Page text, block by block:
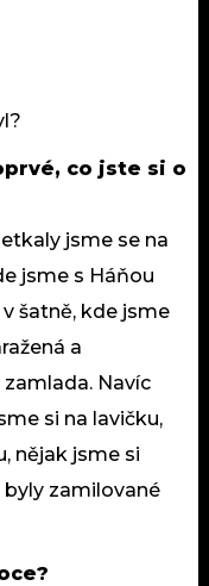
co jste si o
jsme se na
jsme s Háňou
šatně, kde jsme
a
Navíc
si na lavičku,
nějak jsme si
byly zamilované